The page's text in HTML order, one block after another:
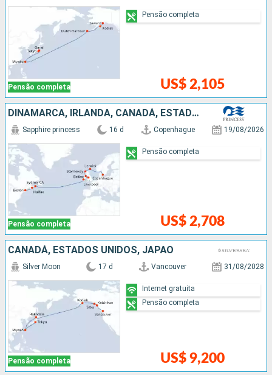
Pensão completa US$ 2,105
Pensão completa
DINAMARCA, IRLANDA, CANADÁ, ESTADOS UNIDOS
Pensão completa
Sapphire princess 16 d Copenhague 19/08/2026
US$ 2,708
Pensão completa
CANADÁ, ESTADOS UNIDOS, JAPÃO
Pensão completa
Silver Moon 17 d Vancouver 31/08/2028
US$ 9,200
Internet gratuita
Pensão completa